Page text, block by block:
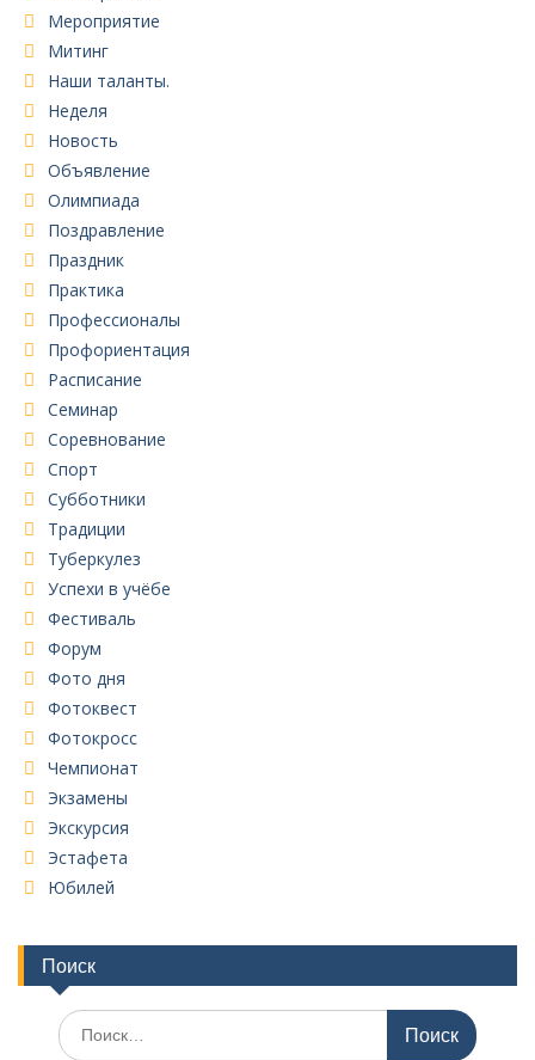
Мероприятие
Митинг
Наши таланты.
Неделя
Новость
Объявление
Олимпиада
Поздравление
Праздник
Практика
Профессионалы
Профориентация
Расписание
Семинар
Соревнование
Спорт
Субботники
Традиции
Туберкулез
Успехи в учёбе
Фестиваль
Форум
Фото дня
Фотоквест
Фотокросс
Чемпионат
Экзамены
Экскурсия
Эстафета
Юбилей
Поиск
Поиск
по: